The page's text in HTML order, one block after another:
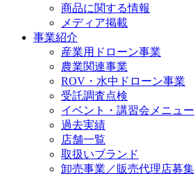
商品に関する情報
メディア掲載
事業紹介
産業用ドローン事業
農業関連事業
ROV・水中ドローン事業
受託調査点検
イベント・講習会メニュー
過去実績
店舗一覧
取扱いブランド
卸売事業／販売代理店募集